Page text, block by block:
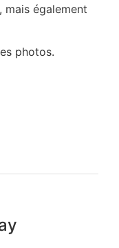
mais également
photos.